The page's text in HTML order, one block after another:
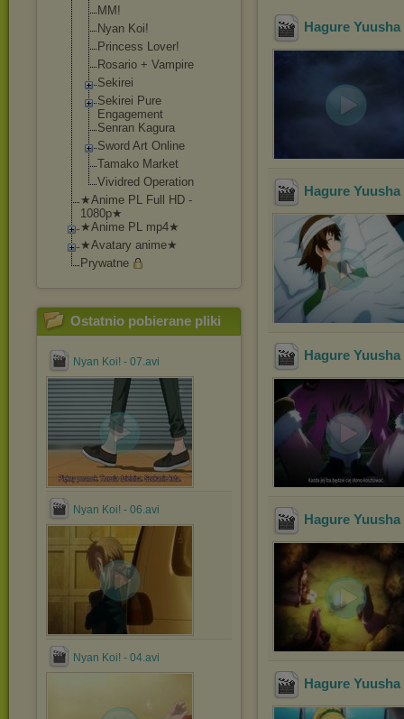
MM!
Nyan Koi!
Princess Lover!
Rosario + Vampire
Sekirei
Sekirei Pure
Engagement
Senran Kagura
Sword Art Online
Tamako Market
Vividred Operation
★Anime PL Full HD -
1080p★
★Anime PL mp4★
★Avatary anime★
Prywatne
Ostatnio pobierane pliki
Nyan Koi! - 07.avi
Nyan Koi! - 06.avi
Nyan Koi! - 04.avi
Hagure
Hagure
Hagure
Hagure
Hagure